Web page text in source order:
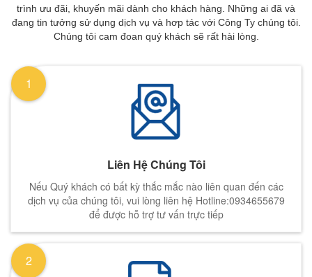
trình ưu đãi, khuyến mãi dành cho khách hàng. Những ai đã và
đang tin tưởng sử dụng dịch vụ và hơp tác với Công Ty chúng tôi.
Chúng tôi cam đoan quý khách sẽ rất hài lòng.
Liên Hệ Chúng Tôi
Nếu Quý khách có bất kỳ thắc mắc nào liên quan đến các
dịch vụ của chúng tôi, vui lòng liên hệ Hotline:0934655679
để được hỗ trợ tư vấn trực tiếp
1
2